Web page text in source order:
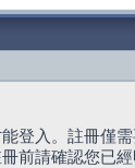
登入。註冊僅
前請確認您已